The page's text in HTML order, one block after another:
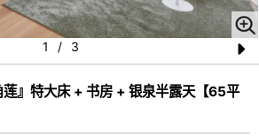
N
e
1 / 3
莲』特大床 + 书房 + 银泉半露天【65平